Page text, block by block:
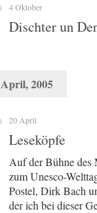
4 Oktober
Dischter un
April, 2005
20 April
Leseköpfe
Auf der Bühne des
zum Unesco-
Postel, Dirk Bach
der ich bei dieser